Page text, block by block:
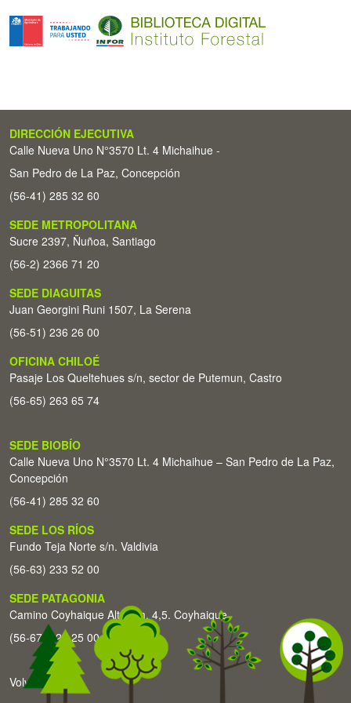
DIRECCIÓN EJECUTIVA
Calle Nueva Uno N°3570 Lt. 4 Michaihue -
San Pedro de La Paz, Concepción
(56-41) 285 32 60
SEDE METROPOLITANA
Sucre 2397, Ñuñoa, Santiago
(56-2) 2366 71 20
SEDE DIAGUITAS
Juan Georgini Runi 1507, La Serena
(56-51) 236 26 00
OFICINA CHILOÉ
Pasaje Los Queltehues s/n, sector de Putemun, Castro
(56-65) 263 65 74
SEDE BIOBÍO
Calle Nueva Uno N°3570 Lt. 4 Michaihue – San Pedro de La Paz,
Concepción
(56-41) 285 32 60
SEDE LOS RÍOS
Fundo Teja Norte s/n. Valdivia
(56-63) 233 52 00
SEDE PATAGONIA
Camino Coyhaique Alto Km. 4,5. Coyhaique
(56-67) 226 25 00
Volver arriba